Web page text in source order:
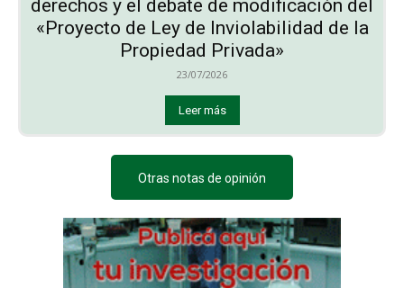
derechos y el debate de modificación del
«Proyecto de Ley de Inviolabilidad de la
Propiedad Privada»
23/07/2026
Leer más
Otras notas de opinión